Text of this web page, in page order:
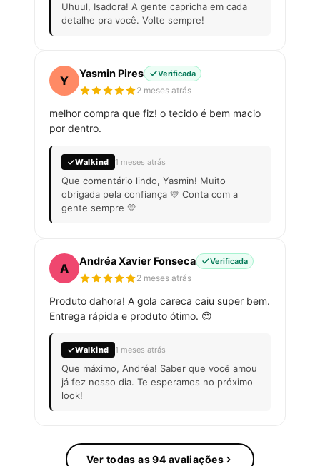
Uhuul, Isadora! A gente capricha em cada
detalhe pra você. Volte sempre!
Y
Yasmin Pires Verificada
2 meses atrás
melhor compra que fiz! o tecido é bem macio
por dentro.
Walkind 1 meses atrás
Que comentário lindo, Yasmin! Muito
obrigada pela confiança 💛 Conta com a
gente sempre 💛
A
Andréa Xavier Fonseca Verificada
2 meses atrás
Produto dahora! A gola careca caiu super bem.
Entrega rápida e produto ótimo. 😍
Walkind 1 meses atrás
Que máximo, Andréa! Saber que você amou
já fez nosso dia. Te esperamos no próximo
look!
Ver todas as 94 avaliações